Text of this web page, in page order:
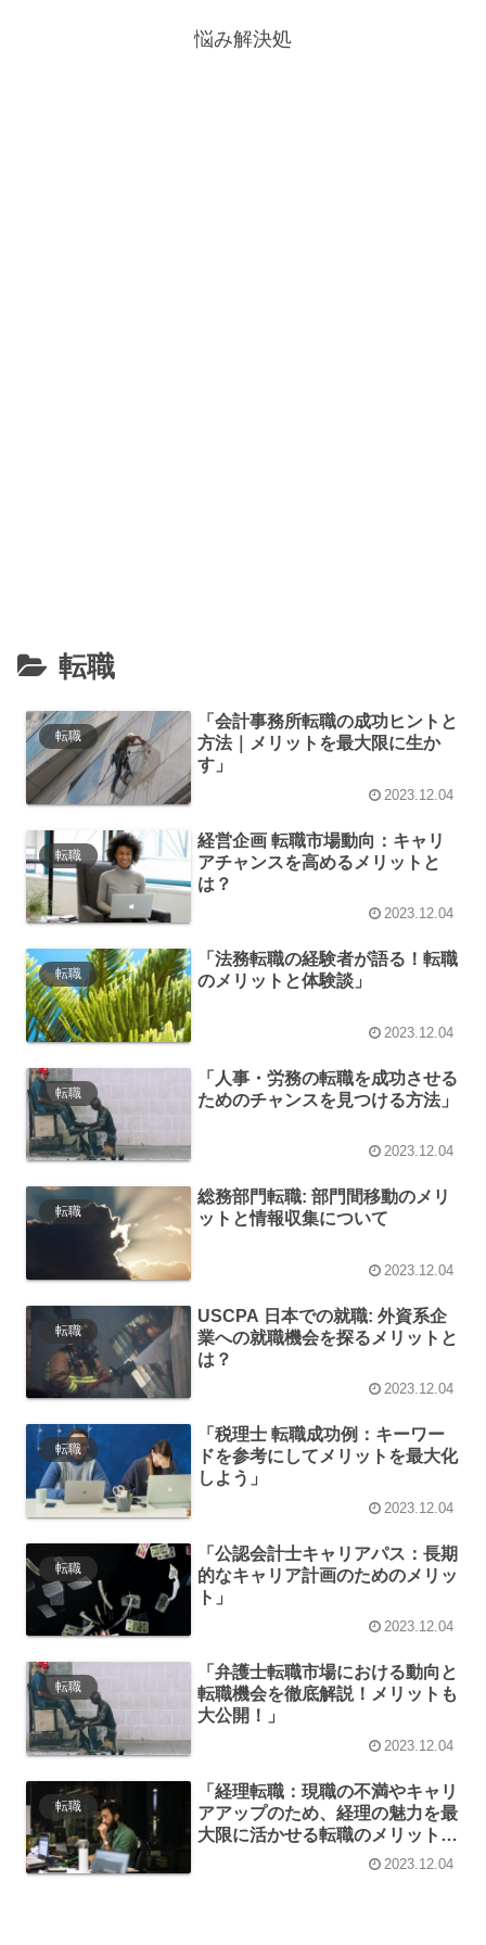
悩み解決処
転職
転職
「会計事務所転職の成功ヒントと
方法｜メリットを最大限に生か
す」
2023.12.04
転職
経営企画 転職市場動向：キャリ
アチャンスを高めるメリットと
は？
2023.12.04
転職
「法務転職の経験者が語る！転職
のメリットと体験談」
2023.12.04
転職
「人事・労務の転職を成功させる
ためのチャンスを見つける方法」
2023.12.04
転職
総務部門転職: 部門間移動のメリ
ットと情報収集について
2023.12.04
転職
USCPA 日本での就職: 外資系企
業への就職機会を探るメリットと
は？
2023.12.04
転職
「税理士 転職成功例：キーワー
ドを参考にしてメリットを最大化
しよう」
2023.12.04
転職
「公認会計士キャリアパス：長期
的なキャリア計画のためのメリッ
ト」
2023.12.04
転職
「弁護士転職市場における動向と
転職機会を徹底解説！メリットも
大公開！」
2023.12.04
転職
「経理転職：現職の不満やキャリ
アアップのため、経理の魅力を最
大限に活かせる転職のメリットと
2023.12.04